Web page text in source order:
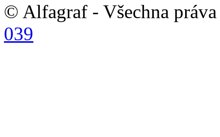
© Alfagraf - Všechna
039